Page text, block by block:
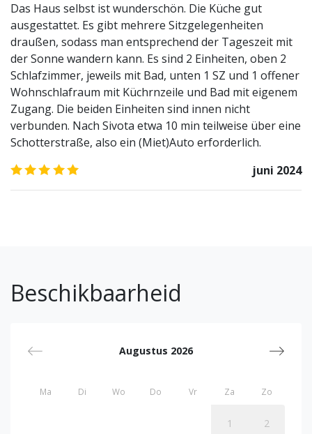
Das Haus selbst ist wunderschön. Die Küche gut
ausgestattet. Es gibt mehrere Sitzgelegenheiten
draußen, sodass man entsprechend der Tageszeit mit
der Sonne wandern kann. Es sind 2 Einheiten, oben 2
Schlafzimmer, jeweils mit Bad, unten 1 SZ und 1 offener
Wohnschlafraum mit Küchrnzeile und Bad mit eigenem
Zugang. Die beiden Einheiten sind innen nicht
verbunden. Nach Sivota etwa 10 min teilweise über eine
Schotterstraße, also ein (Miet)Auto erforderlich.
juni 2024
Beschikbaarheid
Augustus 2026
Ma Di Wo Do Vr Za Zo
1 2